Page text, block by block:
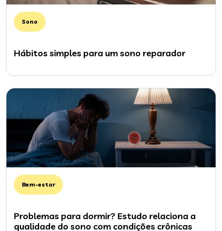
Sono
Hábitos simples para um sono reparador
Bem-estar
Problemas para dormir? Estudo relaciona a
qualidade do sono com condições crônicas